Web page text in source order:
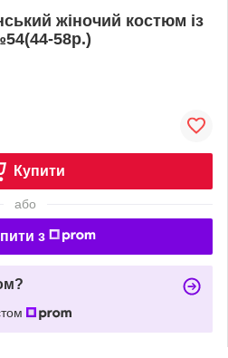
жіночий костюм із
58р.)
Купити
або
з